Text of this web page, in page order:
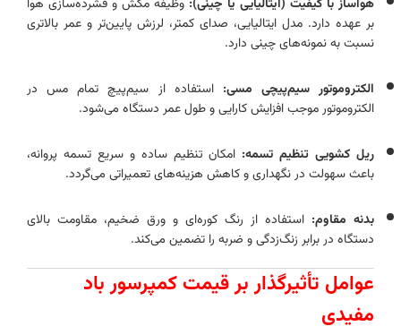
هواساز با کیفیت (ایتالیایی یا چینی): وظیفه مکش و فشرده‌سازی هوا
بر عهده دارد. مدل ایتالیایی، صدای کمتر، لرزش پایین‌تر و عمر بالاتری
نسبت به نمونه‌های چینی دارد.
الکتروموتور سیم‌پیچی مسی: استفاده از سیم‌پیچ تمام مس در
الکتروموتور موجب افزایش کارایی و طول عمر دستگاه می‌شود.
ریل کشویی تنظیم تسمه: امکان تنظیم ساده و سریع تسمه پروانه،
باعث سهولت در نگهداری و کاهش هزینه‌های تعمیراتی می‌گردد.
بدنه مقاوم: استفاده از رنگ کوره‌ای و ورق ضخیم، مقاومت بالای
دستگاه در برابر زنگ‌زدگی و ضربه را تضمین می‌کند.
عوامل تأثیرگذار بر قیمت کمپرسور باد
مفیدی